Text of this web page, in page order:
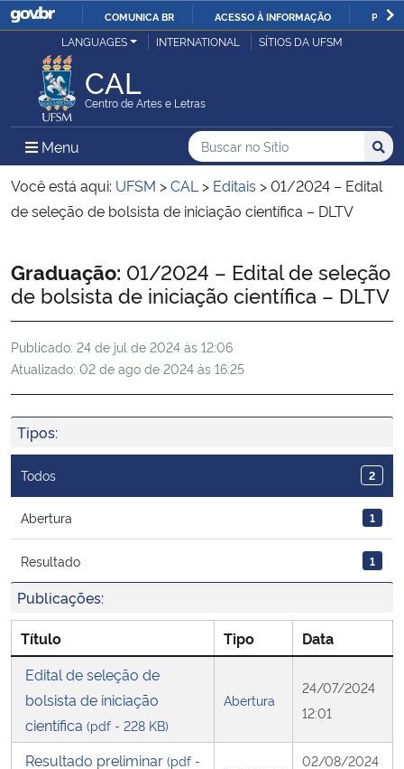
IR
COMUNICA BR ACESSO À INFORMAÇÃO
Ministério da Justiça e Segurança Pública
Ministério da Defesa
Ministério das Relações Exteriores
Ministério da Infraestrutura
Ministério da Agricultura, Pecuária e Abastecimento
Ministério da Educação
Ministério da Cidadania
Ministério da Saúde
Ministério de Minas e Energia
Ministério da Ciência, Tecnologia, Inovações e Comunicações
Ministério do Meio Ambiente
Ministério do Turismo
Ministério do Desenvolvimento Regional
Controladoria-Geral da União
LANGUAGES INTERNATIONAL SÍTIOS DA UFSM
CAL
Centro de Artes e Letras
Menu Menu Principal do Sítio
Busca
Buscar no no Sítio
Busca:
Você está aqui: UFSM >CAL > Editais >01/2024 – Edital
de seleção de bolsista de iniciação científica – DLTV
Início do conteúdo
Graduação: 01/2024 – Edital de seleção
de bolsista de iniciação científica – DLTV
Publicado: 24 de jul de 2024 às 12:06
Atualizado: 02 de ago de 2024 às 16:25
Tipos:
Todos 2
Abertura 1
Resultado 1
Publicações:
Título Tipo
Data
Edital de seleção de
bolsista de iniciação
científica (pdf - 228 KB)
Abertura
24/07/2024
12:01
Resultado preliminar (pdf -
02/08/2024